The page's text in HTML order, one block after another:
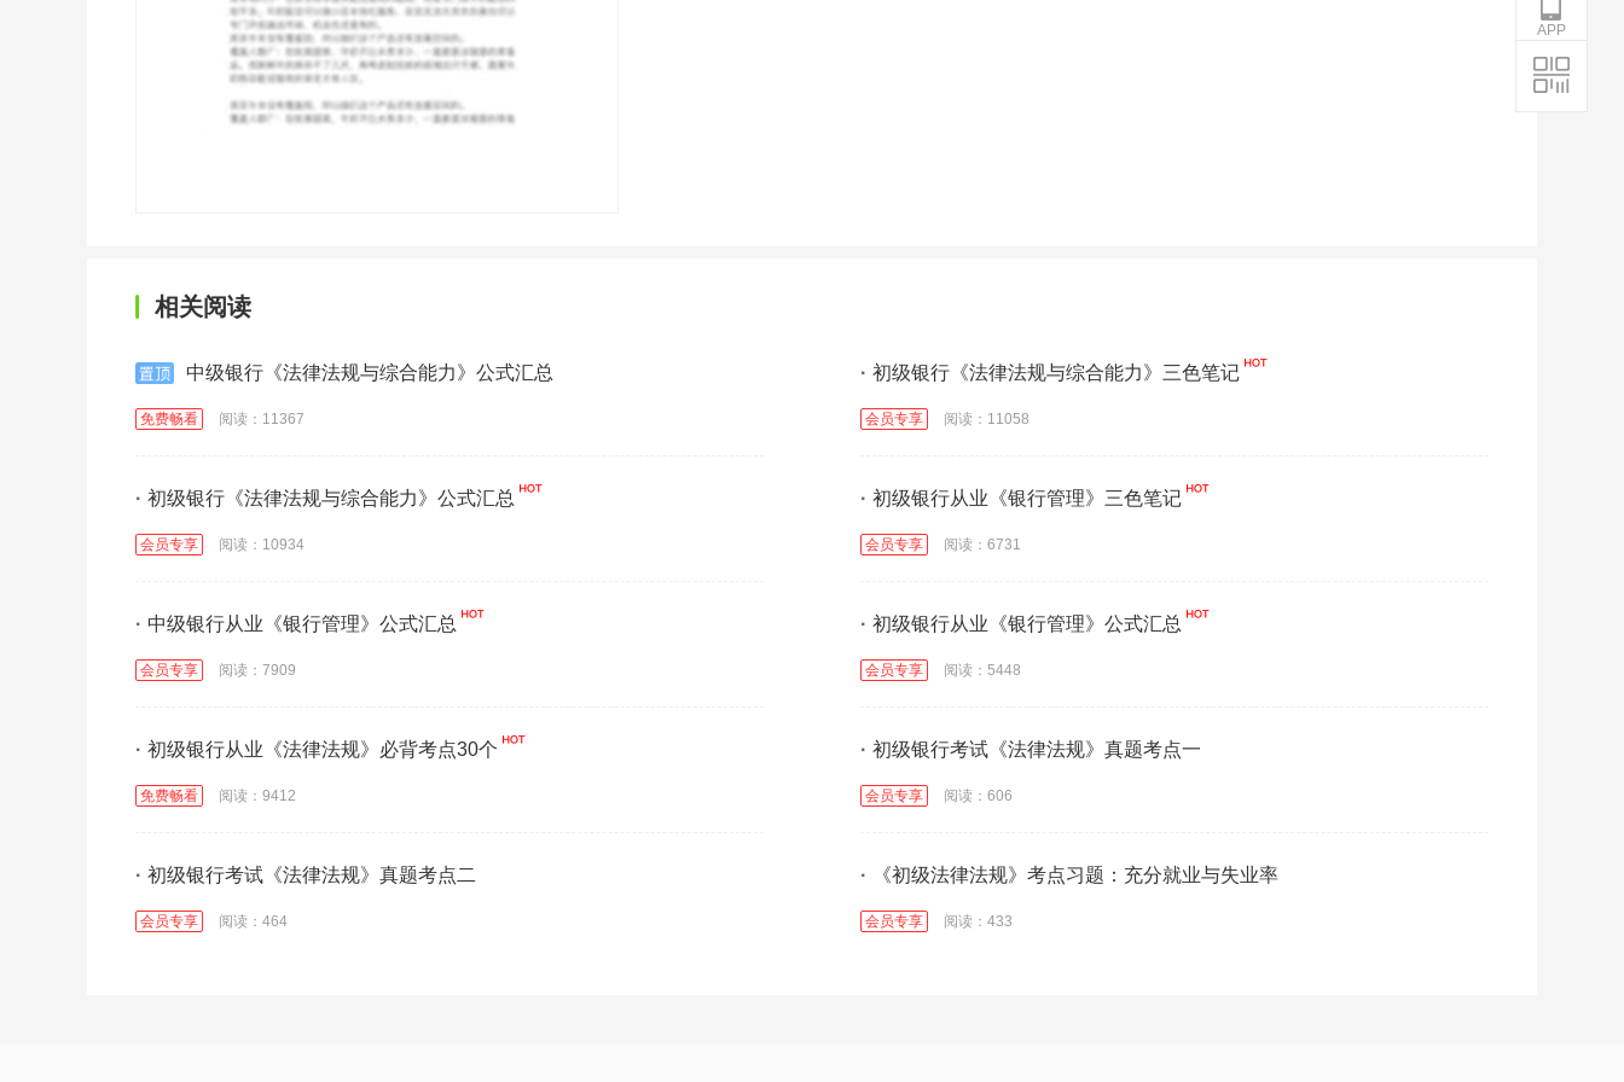
相关阅读
中级银行《法律法规与综合能力》公式汇总
免费畅看 阅读：11367
· 初级银行《法律法规与综合能力》三色笔记
会员专享 阅读：11058
· 初级银行《法律法规与综合能力》公式汇总
会员专享 阅读：10934
· 初级银行从业《银行管理》三色笔记
会员专享 阅读：6731
· 中级银行从业《银行管理》公式汇总
会员专享 阅读：7909
· 初级银行从业《银行管理》公式汇总
会员专享 阅读：5448
· 初级银行从业《法律法规》必背考点30个
免费畅看 阅读：9412
· 初级银行考试《法律法规》真题考点一
会员专享 阅读：606
· 初级银行考试《法律法规》真题考点二
会员专享 阅读：464
· 《初级法律法规》考点习题：充分就业与失业率
会员专享 阅读：433
APP